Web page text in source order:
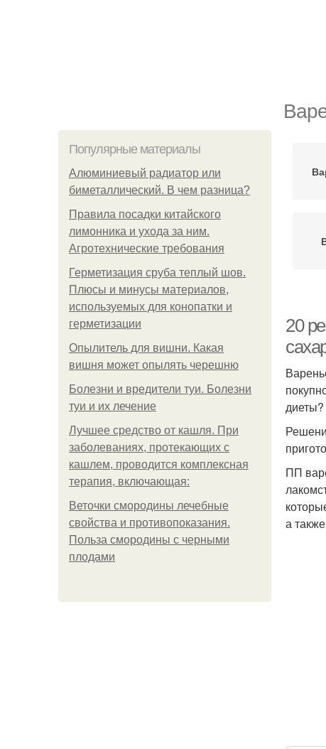
Популярные материалы
Алюминиевый радиатор или
биметаллический. В чем разница?
Правила посадки китайского
лимонника и ухода за ним.
Агротехнические требования
Герметизация сруба теплый шов.
Плюсы и минусы материалов,
используемых для конопатки и
герметизации
Опылитель для вишни. Какая
вишня может опылять черешню
Болезни и вредители туи. Болезни
туи и их лечение
Лучшее средство от кашля. При
заболеваниях, протекающих с
кашлем, проводится комплексная
терапия, включающая:
Веточки смородины лечебные
свойства и противопоказания.
Польза смородины с черными
плодами
20
диеты?
ПП
а